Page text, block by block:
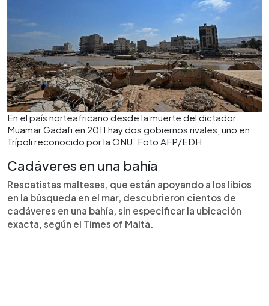
En el país norteafricano desde la muerte del dictador
Muamar Gadafi en 2011 hay dos gobiernos rivales, uno en
Trípoli reconocido por la ONU. Foto AFP/EDH
Cadáveres en una bahía
Rescatistas malteses, que están apoyando a los libios
en la búsqueda en el mar, descubrieron cientos de
cadáveres en una bahía, sin especificar la ubicación
exacta, según el Times of Malta.